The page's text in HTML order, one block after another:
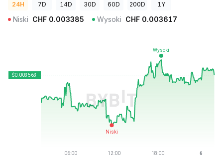
24H 7D 14D 30D 60D 200D 1Y
Niski CHF 0.003385 Wysoki CHF 0.003617